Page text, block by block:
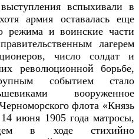
вспыхивали в
армия оставалась еще
режима и воинские части
лагерем
число солдат и
революционной борьбе,
событием стало
вооруженное
флота «Князь
июня 1905 года матросы,
в ходе стихийно